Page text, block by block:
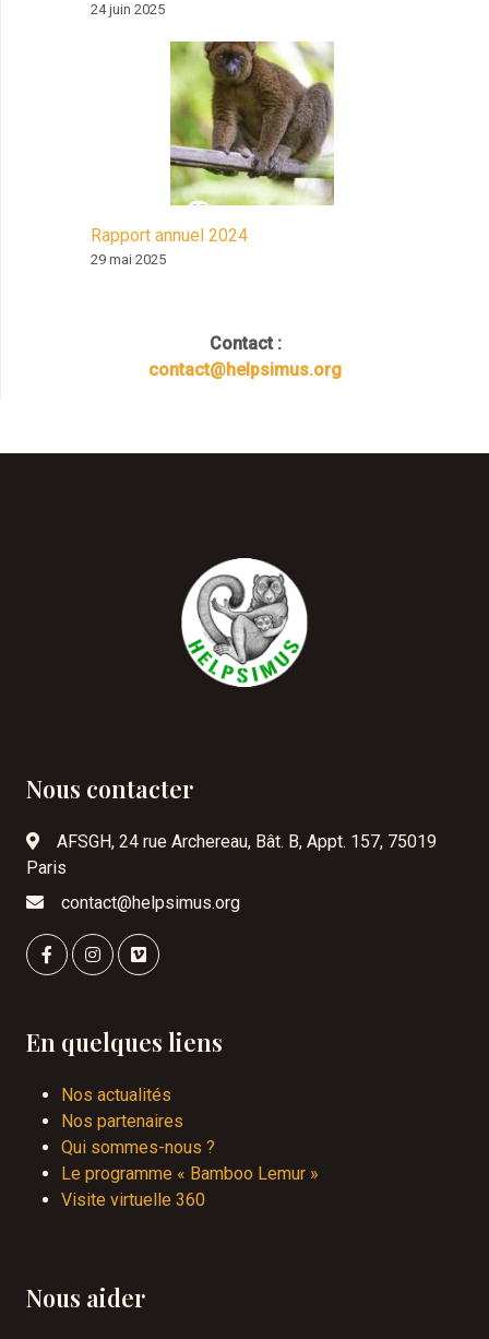
24 juin 2025
Rapport annuel 2024
29 mai 2025
Contact :
contact@helpsimus.org
Nous contacter
AFSGH, 24 rue Archereau, Bât. B, Appt. 157, 75019
Paris
contact@helpsimus.org
En quelques liens
Nos actualités
Nos partenaires
Qui sommes-nous ?
Le programme « Bamboo Lemur »
Visite virtuelle 360
Nous aider